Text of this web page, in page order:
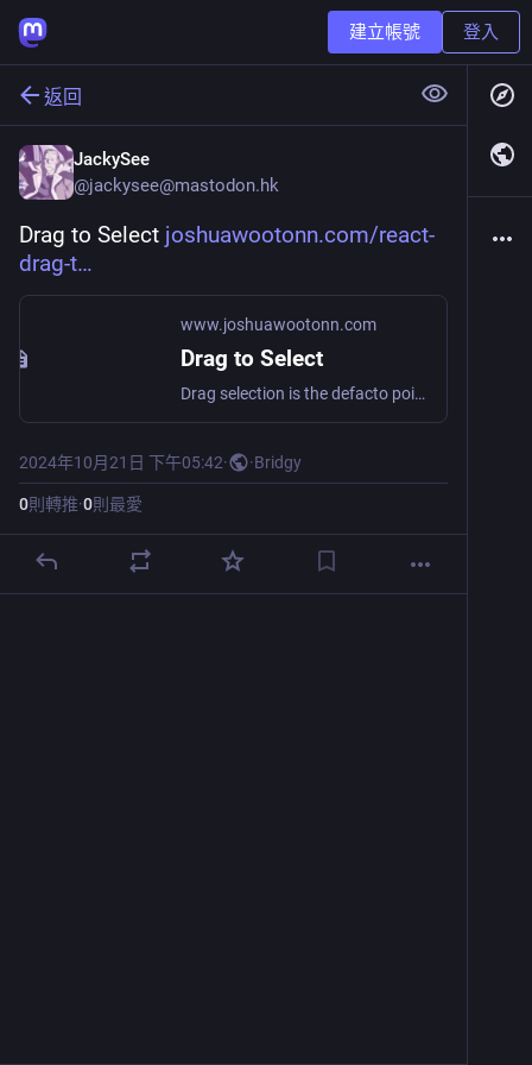
建立帳號 登入
返回
JackySee
@jackysee@mastodon.hk
Drag to Select joshuawootonn.com/react-
drag-t
www.joshuawootonn.com
Drag to Select
Drag selection is the defacto pointer multi-selection. In this guide we'll recreate native-like drag selection in react.
2024年10月21日 下午05:42· ·Bridgy
0則轉推·0則最愛